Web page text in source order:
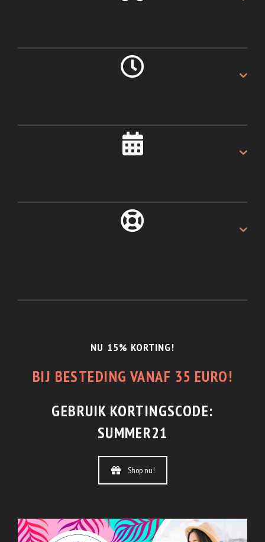
Gratis verzending op alles.
Als u voor 16:00u besteld.
Recht van retour.
En de beste service.
NU 15% KORTING!
BIJ BESTEDING VANAF 35 EURO!
GEBRUIK KORTINGSCODE:
SUMMER21
Shop nu!